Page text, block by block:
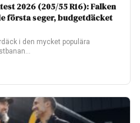
2026 (205/55 R16): Falken
första seger, budgetdäcket
i den mycket populära